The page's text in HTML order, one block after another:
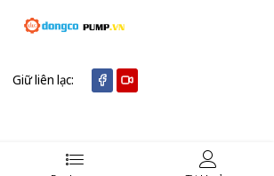
Giữ liên lạc: